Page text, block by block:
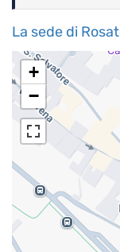
La sede di
+
−